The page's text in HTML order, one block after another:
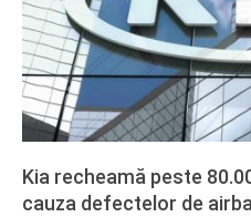
Kia recheamă peste
cauza defectelor de